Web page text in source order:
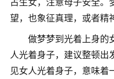
望，也象征真理，或者精
做梦梦到光着上身的
人光着身子，建议整顿
见女人光着身子，意味
我身体不太好，总是病
题，后来无意中看到有
之后，心情豁然开朗，
果问题。今年以来，身
了，老师说境随心转